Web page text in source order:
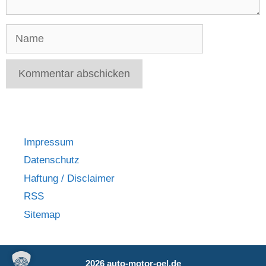
Impressum
Datenschutz
Haftung / Disclaimer
RSS
Sitemap
2026 auto-motor-oel.de